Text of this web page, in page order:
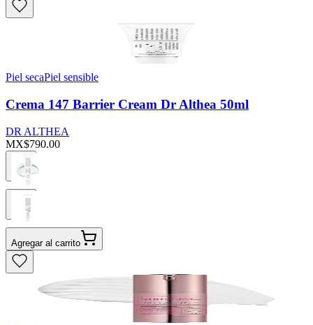
Piel secaPiel sensible
Crema 147 Barrier Cream Dr Althea 50ml
DR ALTHEA
MX$790.00
Agregar al carrito